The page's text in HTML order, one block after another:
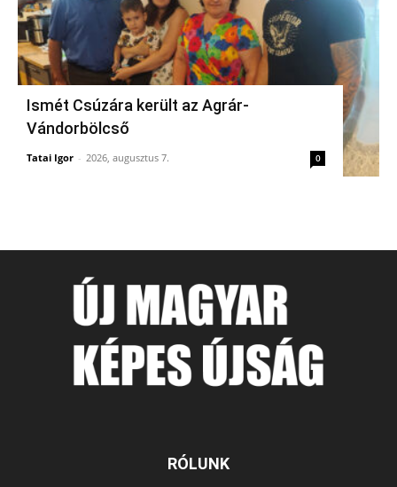
Ismét Csúzára került az Agrár-
Vándorbölcső
Tatai Igor - 2026, augusztus 7. 0
RÓLUNK